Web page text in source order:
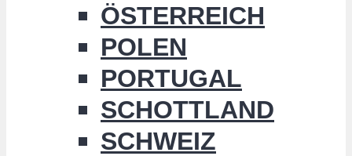
ÖSTERREICH
POLEN
PORTUGAL
SCHOTTLAND
SCHWEIZ